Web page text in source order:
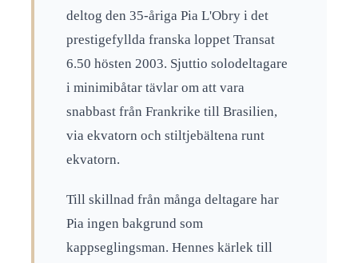
deltog den 35-åriga Pia L'Obry i det
prestigefyllda franska loppet Transat
6.50 hösten 2003. Sjuttio solodeltagare
i minimibåtar tävlar om att vara
snabbast från Frankrike till Brasilien,
via ekvatorn och stiltjebältena runt
ekvatorn.
Till skillnad från många deltagare har
Pia ingen bakgrund som
kappseglingsman. Hennes kärlek till